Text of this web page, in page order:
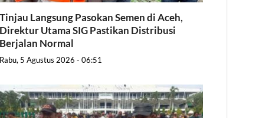
Tinjau Langsung Pasokan Semen di Aceh,
Direktur Utama SIG Pastikan Distribusi
Berjalan Normal
Rabu, 5 Agustus 2026 - 06:51